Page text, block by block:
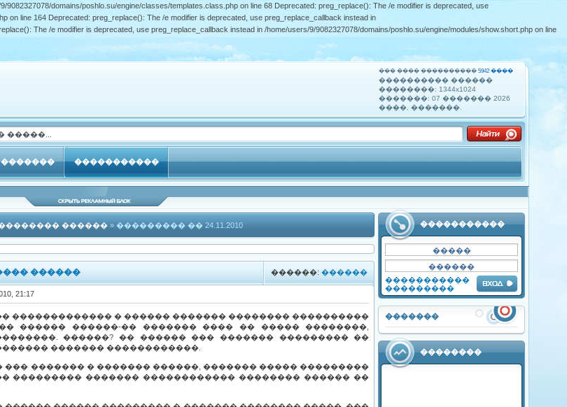
domains/poshlo.su/engine/classes/templates.class.php on line 68 Deprecated: preg_replace(): The /e modifier is deprecated, use
on line 164 Deprecated: preg_replace(): The /e modifier is deprecated, use preg_replace_callback instead in
The /e modifier is deprecated, use preg_replace_callback instead in /home/users/9/9082327078/domains/poshlo.su/engine/modules/show.short.php on line
��� ���� ����������5942 ����
���������� ������
��������: 1344x1024
�������:07 ������� 2026
����, �������.
�����������
�����������
�����������
���������
������?
�������
��������
������» ��������� �� 24.11.2010
������:������
������
21:17
������������� � ������ ������� �������� ����������
������ ������-�� ������� ���� �� ����� ��������,
������? �� ������ ��� ������� ��������� ��
������� ������������.
��� ������� � ������� ������, ������� ����� ���������
��������� ������� ������������ �������� ������ ��